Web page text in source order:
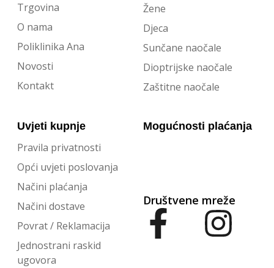
Trgovina
O nama
Poliklinika Ana
Novosti
Kontakt
Žene
Djeca
Sunčane naočale
Dioptrijske naočale
Zaštitne naočale
Uvjeti kupnje
Pravila privatnosti
Opći uvjeti poslovanja
Načini plaćanja
Načini dostave
Povrat / Reklamacija
Jednostrani raskid
ugovora
Mogućnosti plaćanja
Društvene mreže